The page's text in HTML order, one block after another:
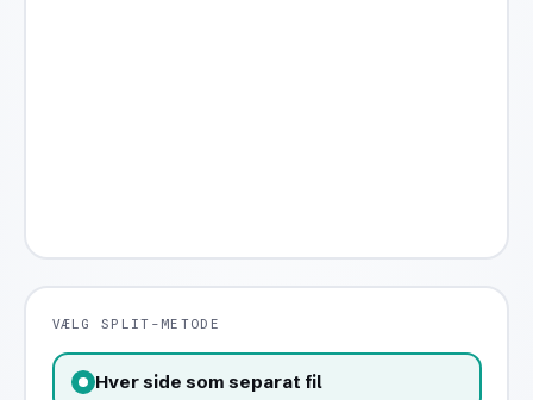
VÆLG SPLIT-METODE
Hver side som separat fil